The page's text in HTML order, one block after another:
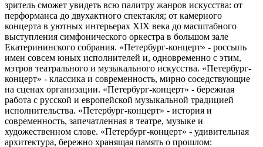
зритель сможет увидеть всю палитру жанров искусства: от
перформанса до двухактного спектакля; от камерного
концерта в уютных интерьерах ХIХ века до масштабного
выступления симфонического оркестра в большом зале
Екатерининского собрания. «Петербург-концерт» - россыпь
имен совсем юных исполнителей и, одновременно с этим,
мэтров театрального и музыкального искусства. «Петербург-
концерт» - классика и современность, мирно соседствующие
на сценах организации. «Петербург-концерт» - бережная
работа с русской и европейской музыкальной традицией
исполнительства. «Петербург-концерт» - история и
современность, запечатленная в театре, музыке и
художественном слове. «Петербург-концерт» - удивительная
архитектура, бережно хранящая память о прошлом: